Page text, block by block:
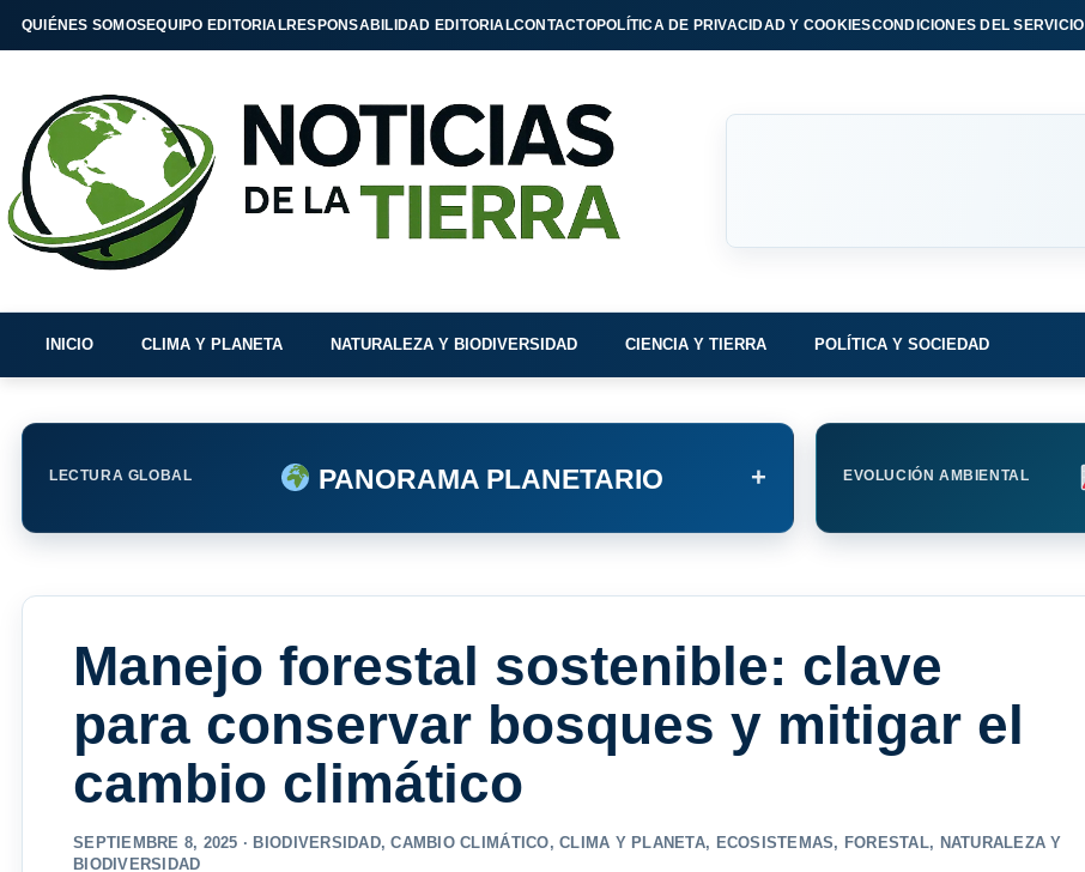
QUIÉNES SOMOSEQUIPO EDITORIALRESPONSABILIDAD EDITORIALCONTACTOPOLÍTICA DE PRIVACIDAD Y COOKIESCONDICIONES DEL SERVICIO
INICIO CLIMA Y PLANETA NATURALEZA Y BIODIVERSIDAD CIENCIA Y TIERRA POLÍTICA Y SOCIEDAD
LECTURA GLOBAL PANORAMA PLANETARIO + EVOLUCIÓN AMBIENTAL
Manejo forestal sostenible: clave
para conservar bosques y mitigar el
cambio climático
SEPTIEMBRE 8, 2025 · BIODIVERSIDAD,CAMBIO CLIMÁTICO,CLIMA Y PLANETA, ECOSISTEMAS, FORESTAL, NATURALEZA Y
BIODIVERSIDAD